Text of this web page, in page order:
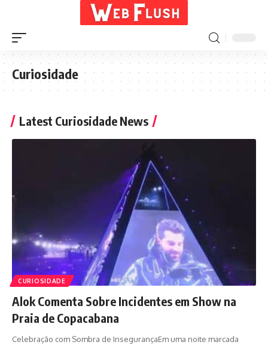
Curiosidade
Latest Curiosidade News
CURIOSIDADE
Alok Comenta Sobre Incidentes em Show na
Praia de Copacabana
Celebração com Sombra de InsegurançaEm uma noite marcada